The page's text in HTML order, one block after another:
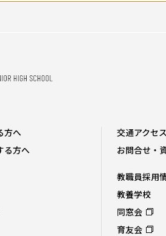
方へ
る方へ
交通アクセス
お問合せ・
教職員採用
教養学校
同窓会
育友会